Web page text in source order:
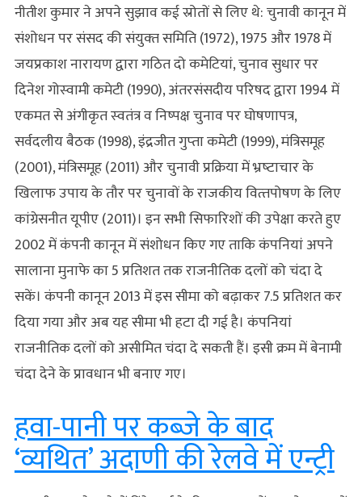
नीतीश कुमार ने अपने सुझाव कई स्रोतों से लिए थे: चुनावी कानून में
संशोधन पर संसद की संयुक्‍त समिति (1972), 1975 और 1978 में
जयप्रकाश नारायण द्वारा गठित दो कमेटियां, चुनाव सुधार पर
दिनेश गोस्‍वामी कमेटी (1990), अंतरसंसदीय परिषद द्वारा 1994 में
एकमत से अंगीकृत स्‍वतंत्र व निष्‍पक्ष चुनाव पर घोषणापत्र,
सर्वदलीय बैठक (1998), इंद्रजीत गुप्‍ता कमेटी (1999), मंत्रिसमूह
(2001), मंत्रिसमूह (2011) और चुनावी प्रक्रिया में भ्रष्‍टाचार के
खिलाफ उपाय के तौर पर चुनावों के राजकीय वित्‍तपोषण के लिए
कांग्रेसनीत यूपीए (2011)। इन सभी सिफारिशों की उपेक्षा करते हुए
2002 में कंपनी कानून में संशोधन किए गए ताकि कंपनियां अपने
सालाना मुनाफे का 5 प्रतिशत तक राजनीतिक दलों को चंदा दे
सकें। कंपनी कानून 2013 में इस सीमा को बढ़ाकर 7.5 प्रतिशत कर
दिया गया और अब यह सीमा भी हटा दी गई है। कंपनियां
राजनीतिक दलों को असीमित चंदा दे सकती हैं। इसी क्रम में बेनामी
चंदा देने के प्रावधान भी बनाए गए।
हवा-पानी पर कब्जे के बाद
‘व्यथित’ अदाणी की रेलवे में एन्ट्री